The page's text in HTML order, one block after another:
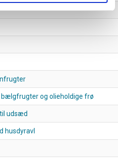
bælgfrugter og olieholdige frø
udsæd
husdyravl